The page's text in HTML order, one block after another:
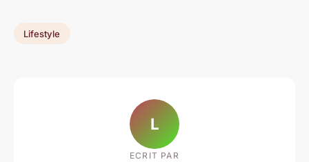
Lifestyle
L
ECRIT PAR